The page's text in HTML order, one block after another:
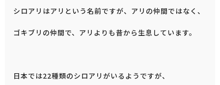
シロアリはアリという名前ですが、アリの仲間ではなく、
ゴキブリの仲間で、アリよりも昔から生息しています。
日本では22種類のシロアリがいるようですが、